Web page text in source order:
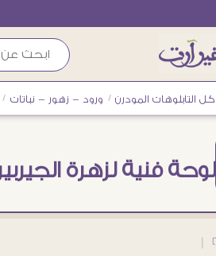
كل التابلوهات المودرن / ورود - زهور - نباتات /
لوحة فنية لزهرة